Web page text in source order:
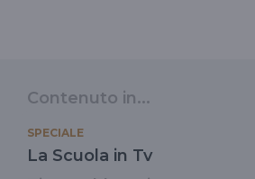
Contenuto in...
SPECIALE
La Scuola in Tv